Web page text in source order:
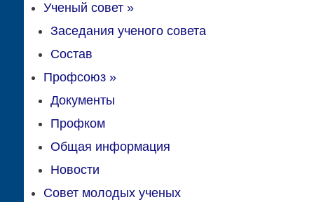
Ученый совет»
Заседания ученого совета
Состав
Профсоюз»
Документы
Профком
Общая информация
Новости
Совет молодых ученых